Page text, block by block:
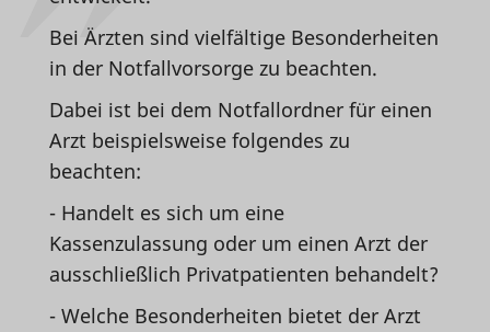
Bei Ärzten sind vielfältige Besonderheiten
in der Notfallvorsorge zu beachten.
Dabei ist bei dem Notfallordner für einen
Arzt beispielsweise folgendes zu
beachten:
- Handelt es sich um eine
Kassenzulassung oder um einen Arzt der
ausschließlich Privatpatienten behandelt?
- Welche Besonderheiten bietet der Arzt